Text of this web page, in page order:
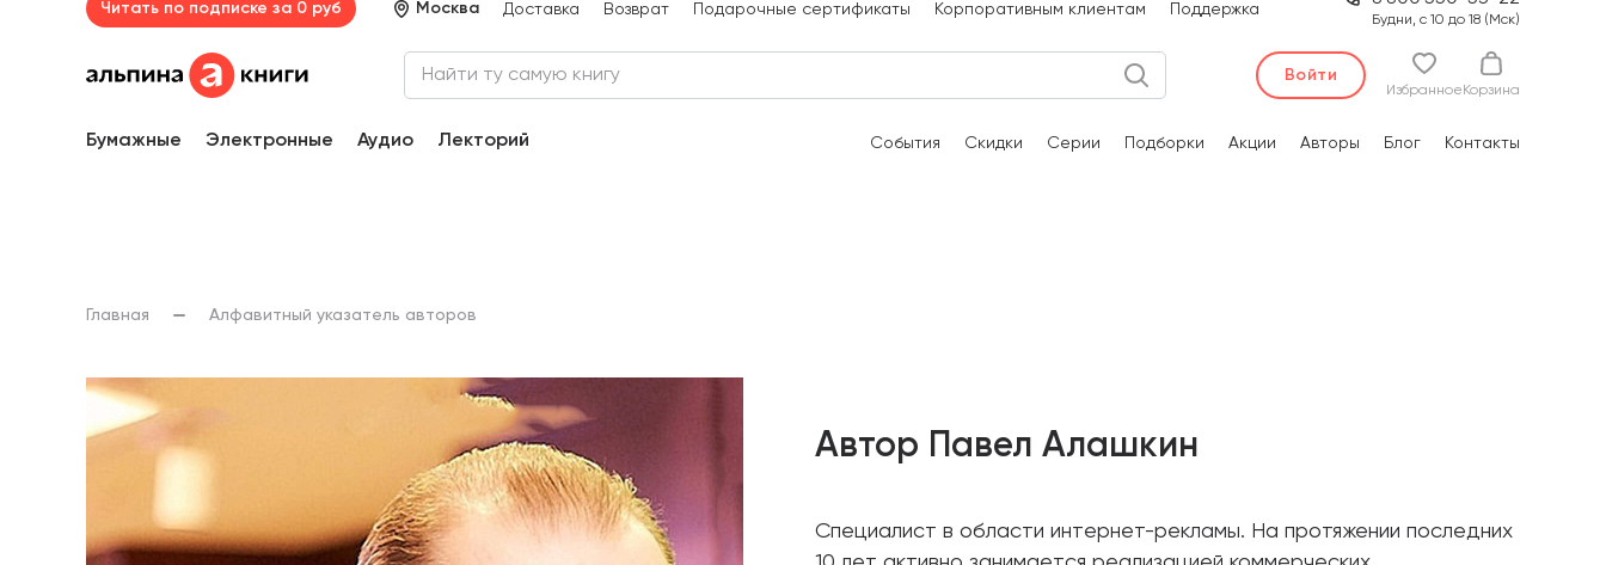
Читать по подписке за 0 руб Москва Доставка Возврат Подарочные сертификаты Корпоративным клиентам Поддержка
Будни, с 10 до 18 (Мск)
Войти
Избранное Корзина
Бумажные Электронные Аудио Лекторий События Скидки Серии Подборки Акции Авторы Блог Контакты
Главная Алфавитный указатель авторов
Автор Павел Алашкин
Специалист в области интернет-рекламы. На протяжении последних